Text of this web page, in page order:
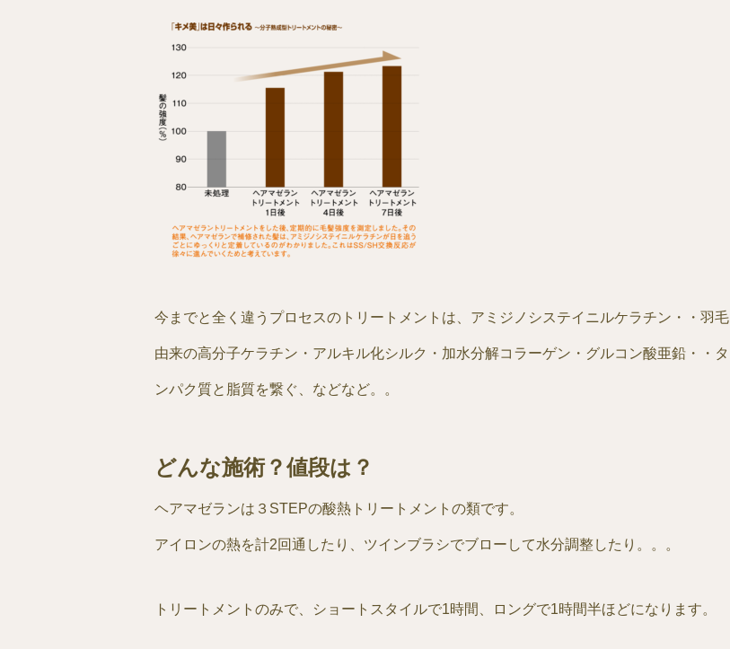
今までと全く違うプロセスのトリートメントは、アミジノシステイニルケラチン・・羽毛
由来の高分子ケラチン・アルキル化シルク・加水分解コラーゲン・グルコン酸亜鉛・・タ
ンパク質と脂質を繋ぐ、などなど。。
どんな施術？値段は？
ヘアマゼランは３STEPの酸熱トリートメントの類です。
アイロンの熱を計2回通したり、ツインブラシでブローして水分調整したり。。。
トリートメントのみで、ショートスタイルで1時間、ロングで1時間半ほどになります。